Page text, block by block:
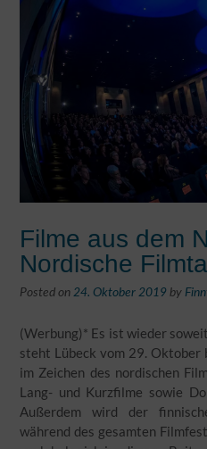
Filme aus dem
Nordische
Posted on 24. Oktober 2019 by
(Werbung)* Es ist wieder
steht Lübeck vom 29.
im Zeichen des nordischen
Lang- und Kurzfilme sowie
Außerdem wird der
während des gesamten